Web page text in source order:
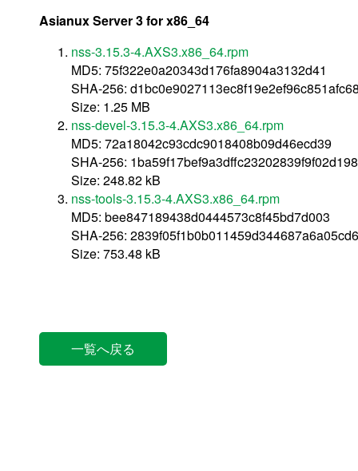
Asianux Server 3 for x86_64
nss-3.15.3-4.AXS3.x86_64.rpm
MD5: 75f322e0a20343d176fa8904a3132d41
SHA-256:
Size: 1.25 MB
nss-devel-3.15.3-4.AXS3.x86_64.rpm
MD5: 72a18042c93cdc9018408b09d46ecd39
SHA-256:
Size: 248.82 kB
nss-tools-3.15.3-4.AXS3.x86_64.rpm
MD5: bee847189438d0444573c8f45bd7d003
SHA-256:
Size: 753.48 kB
一覧へ戻る